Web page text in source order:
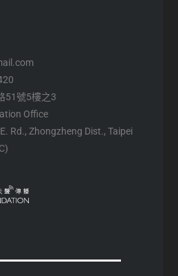
51號5樓之3
Office
Rd., Zhongzheng Dist., Taipei